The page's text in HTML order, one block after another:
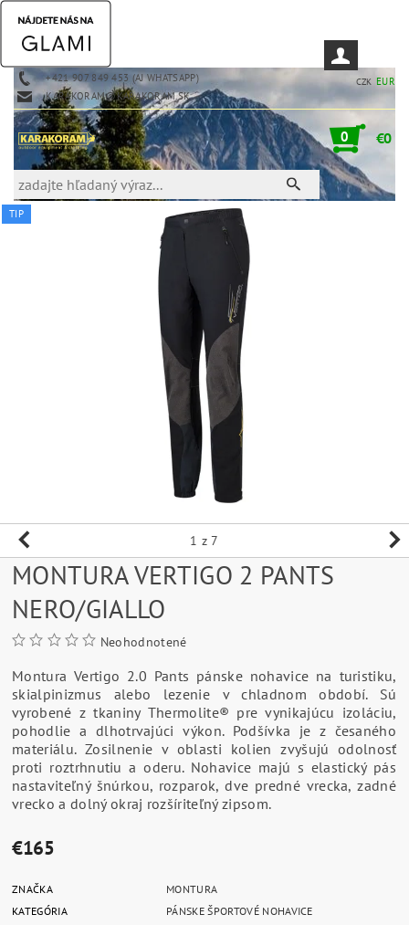
+421 907 849 453 (AJ WHATSAPP)
KARAKORAM@KARAKORAM.SK
CZK EUR
0 €0
TIP
1 z 7
MONTURA VERTIGO 2 PANTS
NERO/GIALLO
Neohodnotené
Montura Vertigo 2.0 Pants pánske nohavice na turistiku,
skialpinizmus alebo lezenie v chladnom období. Sú
vyrobené z tkaniny Thermolite® pre vynikajúcu izoláciu,
pohodlie a dlhotrvajúci výkon. Podšívka je z česaného
materiálu. Zosilnenie v oblasti kolien zvyšujú odolnosť
proti roztrhnutiu a oderu. Nohavice majú s elastický pás
nastaviteľný šnúrkou, rozparok, dve predné vrecka, zadné
vrecko a dolný okraj rozšíriteľný zipsom.
€165
ZNAČKA
MONTURA
KATEGÓRIA
PÁNSKE ŠPORTOVÉ NOHAVICE